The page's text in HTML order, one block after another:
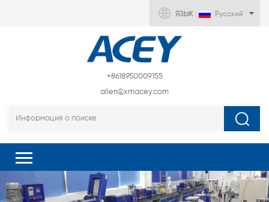
ЯЗЫК : Русский
+8618950009155
allen@xmacey.com